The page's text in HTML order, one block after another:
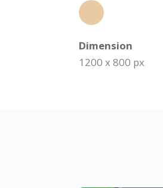
Dimension
1200 x 800 px